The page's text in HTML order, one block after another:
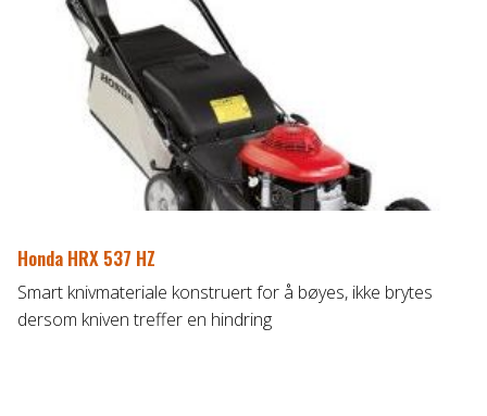
Honda HRX 537 HZ
Smart knivmateriale konstruert for å bøyes, ikke brytes
dersom kniven treffer en hindring